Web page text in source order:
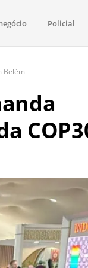
acontecimentos de
Policial
Belém